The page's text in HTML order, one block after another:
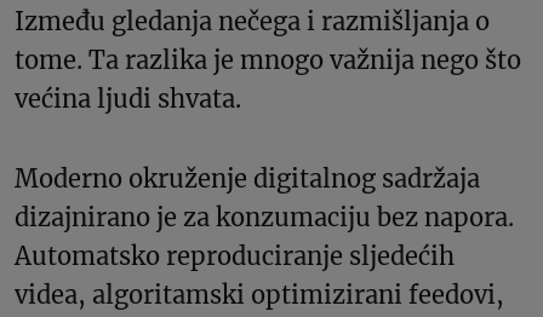
Između gledanja nečega i razmišljanja o
tome. Ta razlika je mnogo važnija nego što
većina ljudi shvata.
Moderno okruženje digitalnog sadržaja
dizajnirano je za konzumaciju bez napora.
Automatsko reproduciranje sljedećih
videa, algoritamski optimizirani feedovi,